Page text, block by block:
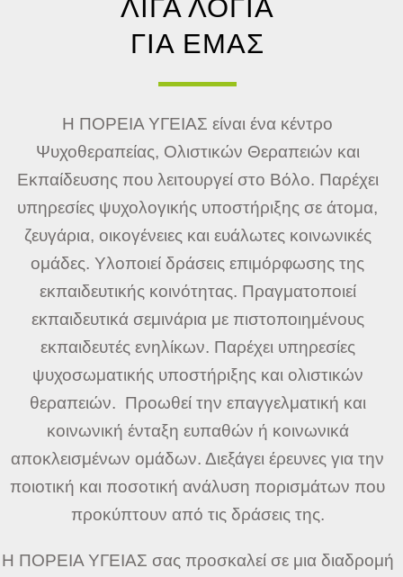
ΛΙΓΑ ΛΟΓΙΑ
ΓΙΑ ΕΜΑΣ
Η ΠΟΡΕΙΑ ΥΓΕΙΑΣ είναι ένα κέντρο
Ψυχοθεραπείας, Ολιστικών Θεραπειών και
Εκπαίδευσης που λειτουργεί στο Βόλο. Παρέχει
υπηρεσίες ψυχολογικής υποστήριξης σε άτομα,
ζευγάρια, οικογένειες και ευάλωτες κοινωνικές
ομάδες. Υλοποιεί δράσεις επιμόρφωσης της
εκπαιδευτικής κοινότητας. Πραγματοποιεί
εκπαιδευτικά σεμινάρια με πιστοποιημένους
εκπαιδευτές ενηλίκων. Παρέχει υπηρεσίες
ψυχοσωματικής υποστήριξης και ολιστικών
θεραπειών. Προωθεί την επαγγελματική και
κοινωνική ένταξη ευπαθών ή κοινωνικά
αποκλεισμένων ομάδων. Διεξάγει έρευνες για την
ποιοτική και ποσοτική ανάλυση πορισμάτων που
προκύπτουν από τις δράσεις της.
Η ΠΟΡΕΙΑ ΥΓΕΙΑΣ σας προσκαλεί σε μια διαδρομή